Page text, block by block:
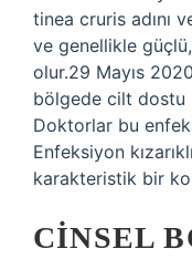
tinea cruris adını
ve genellikle
olur.29 Mayıs
bölgede cilt dostu
Doktorlar bu
Enfeksiyon
karakteristik bir
CINSEL